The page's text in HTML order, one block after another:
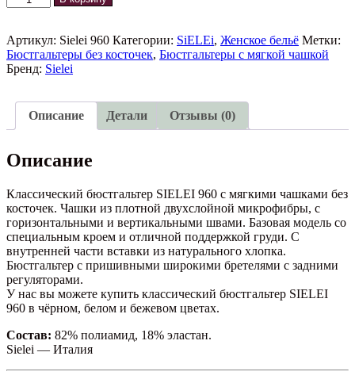
товара
бюстгальтер
SIELEI
960
Артикул: Sielei 960 Категории: SiELEi, Женское бельё Метки:
Бюстгальтеры без косточек, Бюстгальтеры с мягкой чашкой
Бренд: Sielei
Описание Детали Отзывы (0)
Описание
Классический бюстгальтер SIELEI 960 с мягкими чашками без
косточек. Чашки из плотной двухслойной микрофибры, с
горизонтальными и вертикальными швами. Базовая модель со
специальным кроем и отличной поддержкой груди. С
внутренней части вставки из натурального хлопка.
Бюстгальтер с пришивными широкими бретелями с задними
регуляторами.
У нас вы можете купить классический бюстгальтер SIELEI
960 в чёрном, белом и бежевом цветах.
Состав: 82% полиамид, 18% эластан.
Sielei — Италия